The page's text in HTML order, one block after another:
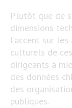
Plutôt que de
dimensions
l’accent sur
culturels de
dirigeants à
des données
des
publiques.